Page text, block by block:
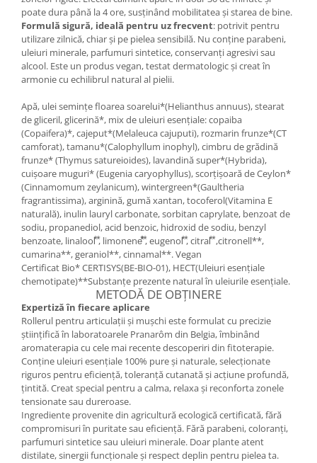
poate dura până la 4 ore, susținând mobilitatea și starea de bine.
Formulă sigură, ideală pentru uz frecvent: potrivit pentru
utilizare zilnică, chiar și pe pielea sensibilă. Nu conține parabeni,
uleiuri minerale, parfumuri sintetice, conservanți agresivi sau
alcool. Este un produs vegan, testat dermatologic și creat în
armonie cu echilibrul natural al pielii.
Apă, ulei semințe floarea soarelui*(Helianthus annuus), stearat
de gliceril, glicerină*, mix de uleiuri esențiale: copaiba
(Copaifera)*, cajeput*(Melaleuca cajuputi), rozmarin frunze*(CT
camforat), tamanu*(Calophyllum inophyl), cimbru de grădină
frunze* (Thymus satureioides), lavandină super*(Hybrida),
cuișoare muguri* (Eugenia caryophyllus), scorțișoară de Ceylon*
(Cinnamomum zeylanicum), wintergreen*(Gaultheria
fragrantissima), arginină, gumă xantan, tocoferol(Vitamina E
naturală), inulin lauryl carbonate, sorbitan caprylate, benzoat de
sodiu, propanediol, acid benzoic, hidroxid de sodiu, benzyl
benzoate, linalool⃰ ⃰, limonene⃰⃰ ⃰, eugenol⃰ ⃰, citral⃰ ⃰ ,citronell**,
cumarina**, geraniol**, cinnamal**. Vegan
Certificat Bio* CERTISYS(BE-BIO-01), HECT(Uleiuri esențiale
chemotipate)**Substanțe prezente natural în uleiurile esențiale.
METODĂ DE OBȚINERE
Expertiză în fiecare aplicare
Rollerul pentru articulații și mușchi este formulat cu precizie
științifică în laboratoarele Pranarôm din Belgia, îmbinând
aromaterapia cu cele mai recente descoperiri din fitoterapie.
Conține uleiuri esențiale 100% pure și naturale, selecționate
riguros pentru eficiență, toleranță cutanată și acțiune profundă,
țintită. Creat special pentru a calma, relaxa și reconforta zonele
tensionate sau dureroase.
Ingrediente provenite din agricultură ecologică certificată, fără
compromisuri în puritate sau eficiență. Fără parabeni, coloranți,
parfumuri sintetice sau uleiuri minerale. Doar plante atent
distilate, sinergii funcționale și respect deplin pentru pielea ta.